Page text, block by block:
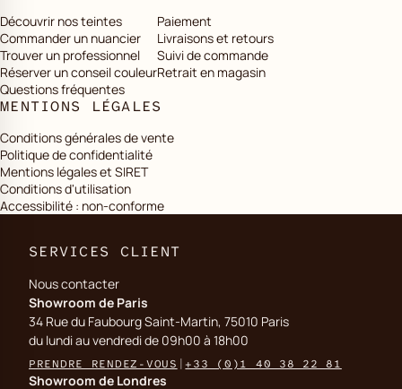
Découvrir nos teintes
Commander un nuancier
Trouver un professionnel
Réserver un conseil couleur
Questions fréquentes
Paiement
Livraisons et retours
Suivi de commande
Retrait en magasin
MENTIONS LÉGALES
Conditions générales de vente
Politique de confidentialité
Mentions légales et SIRET
Conditions d'utilisation
Accessibilité : non-conforme
SERVICES CLIENT
Nous contacter
Showroom de Paris
34 Rue du Faubourg Saint-Martin, 75010 Paris
du lundi au vendredi de 09h00 à 18h00
PRENDRE RENDEZ-VOUS +33 (0)1 40 38 22 81
Showroom de Londres